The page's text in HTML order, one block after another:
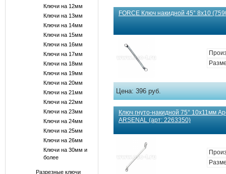
Ключи на 12мм
Ключи на 13мм
Ключи на 14мм
Ключи на 15мм
Ключи на 16мм
Ключи на 17мм
Ключи на 18мм
Ключи на 19мм
Ключи на 20мм
Ключи на 21мм
Ключи на 22мм
Ключи на 23мм
Ключи на 24мм
Ключи на 25мм
Ключи на 26мм
Ключи на 30мм и
более
Разрезные ключи
FORCE Ключ накидной 45° 8х10
Цена:396 руб.
Ключ гнуто-накидной 75° 10x11мм
ARSENAL (арт: 2263350)